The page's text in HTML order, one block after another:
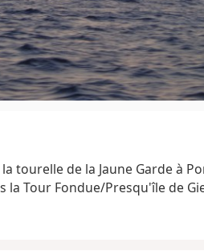
tourelle de la Jaune Garde à
Tour Fondue/Presqu'île de